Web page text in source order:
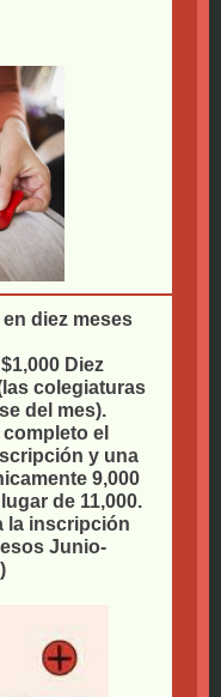
diez meses
Diez
colegiaturas
del mes).
el
y una
9,000
de 11,000.
la inscripción
Junio-